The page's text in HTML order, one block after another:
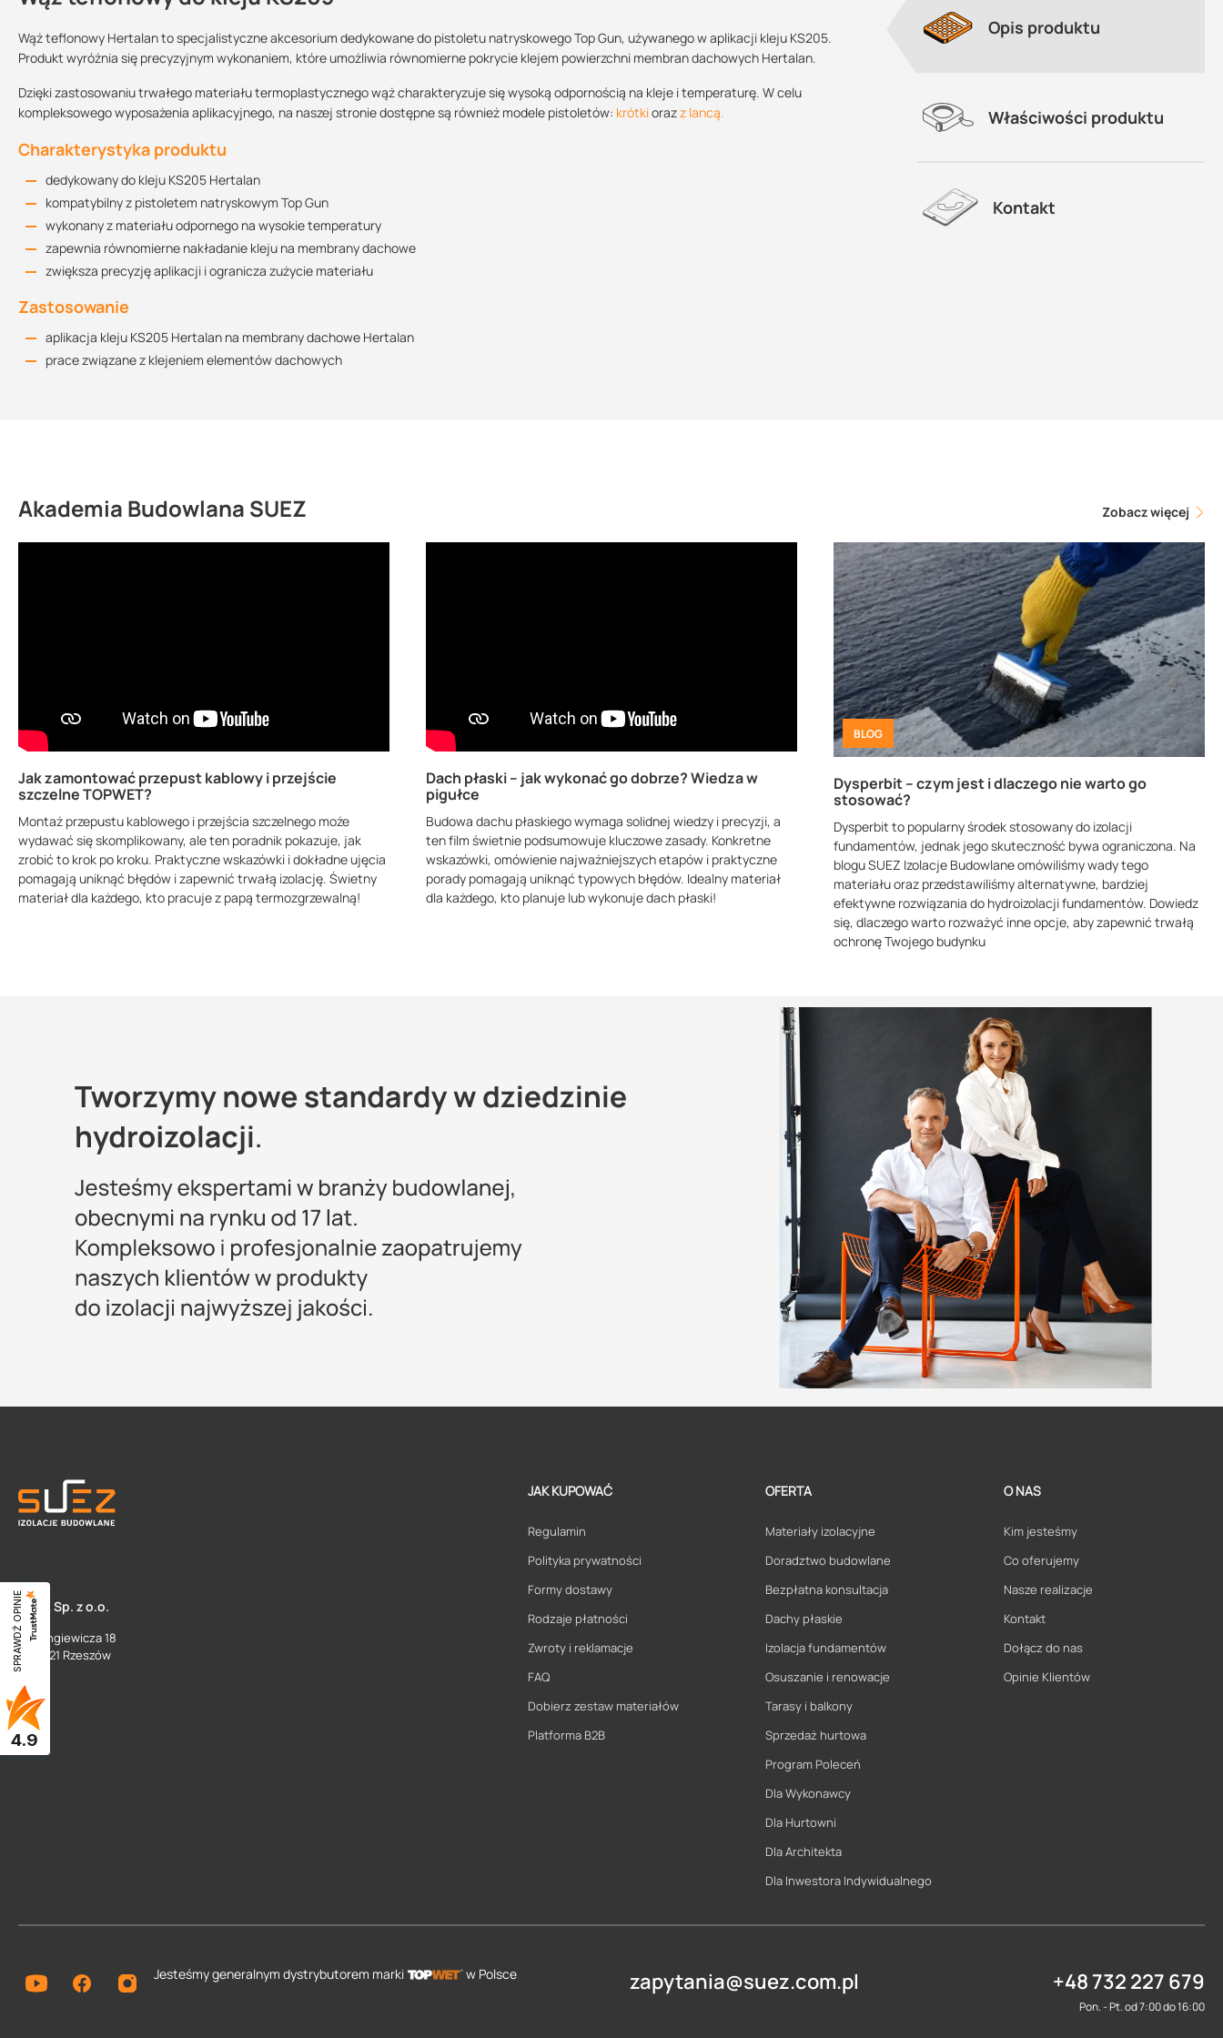
Wąż teflonowy Hertalan to specjalistyczne akcesorium dedykowane do pistoletu natryskowego Top Gun, używanego w aplikacji kleju KS205.
Produkt wyróżnia się precyzyjnym wykonaniem, które umożliwia równomierne pokrycie klejem powierzchni membran dachowych Hertalan.
Dzięki zastosowaniu trwałego materiału termoplastycznego wąż charakteryzuje się wysoką odpornością na kleje i temperaturę. W celu
kompleksowego wyposażenia aplikacyjnego, na naszej stronie dostępne są również modele pistoletów: krótkiorazz lancą.
Charakterystyka produktu
dedykowany do kleju KS205 Hertalan
kompatybilny z pistoletem natryskowym Top Gun
wykonany z materiału odpornego na wysokie temperatury
zapewnia równomierne nakładanie kleju na membrany dachowe
zwiększa precyzję aplikacji i ogranicza zużycie materiału
Zastosowanie
aplikacja kleju KS205 Hertalan na membrany dachowe Hertalan
prace związane z klejeniem elementów dachowych
Sprzedajemy na:
sztuki
Podlega zwrotowi?:
tak
Maszy pytania lub wątpliwości?
Skontaktuj się z nami
Opis produktu
Właściwości produktu
Kontakt
Akademia Budowlana SUEZ Zobacz więcej
Jak zamontować przepust kablowy i przejście
szczelne TOPWET?
Montaż przepustu kablowego i przejścia szczelnego może
wydawać się skomplikowany, ale ten poradnik pokazuje, jak
zrobić to krok po kroku. Praktyczne wskazówki i dokładne ujęcia
pomagają uniknąć błędów i zapewnić trwałą izolację. Świetny
materiał dla każdego, kto pracuje z papą termozgrzewalną!
Dach płaski – jak wykonać go dobrze? Wiedza w
pigułce
Budowa dachu płaskiego wymaga solidnej wiedzy i precyzji, a
ten film świetnie podsumowuje kluczowe zasady. Konkretne
wskazówki, omówienie najważniejszych etapów i praktyczne
porady pomagają uniknąć typowych błędów. Idealny materiał
dla każdego, kto planuje lub wykonuje dach płaski!
BLOG
Dysperbit – czym jest i dlaczego nie warto go
stosować?
Dysperbit to popularny środek stosowany do izolacji
fundamentów, jednak jego skuteczność bywa ograniczona. Na
blogu SUEZ Izolacje Budowlane omówiliśmy wady tego
materiału oraz przedstawiliśmy alternatywne, bardziej
efektywne rozwiązania do hydroizolacji fundamentów. Dowiedz
się, dlaczego warto rozważyć inne opcje, aby zapewnić trwałą
ochronę Twojego budynku
SUEZ Sp. z o.o.
ul. Langiewicza 18
35 - 021 Rzeszów
JAK KUPOWAĆ
Regulamin
Polityka prywatności
Formy dostawy
Rodzaje płatności
Zwroty i reklamacje
FAQ
Dobierz zestaw materiałów
Platforma B2B
OFERTA
Materiały izolacyjne
Doradztwo budowlane
Bezpłatna konsultacja
Dachy płaskie
Izolacja fundamentów
Osuszanie i renowacje
Tarasy i balkony
Sprzedaż hurtowa
Program Poleceń
Dla Wykonawcy
Dla Hurtowni
Dla Architekta
Dla Inwestora Indywidualnego
O NAS
Kim jesteśmy
Co oferujemy
Nasze realizacje
Kontakt
Dołącz do nas
Opinie Klientów
Jesteśmy generalnym dystrybutorem marki w Polsce zapytania@suez.com.pl +48 732 227 679
Pon. - Pt. od 7:00 do 16:00
SPRAWDŹ OPINIE
4.9